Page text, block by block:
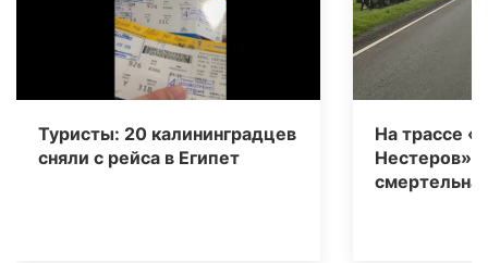
Туристы: 20 калининградцев
сняли с рейса в Египет
На трассе
Нестеров»